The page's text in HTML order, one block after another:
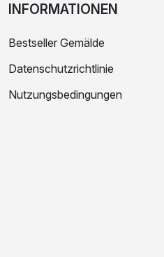
INFORMATIONEN
Bestseller Gemälde
Datenschutzrichtlinie
Nutzungsbedingungen